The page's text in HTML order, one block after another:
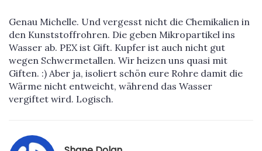
Genau Michelle. Und vergesst nicht die Chemikalien in
den Kunststoffrohren. Die geben Mikropartikel ins
Wasser ab. PEX ist Gift. Kupfer ist auch nicht gut
wegen Schwermetallen. Wir heizen uns quasi mit
Giften. :) Aber ja, isoliert schön eure Rohre damit die
Wärme nicht entweicht, während das Wasser
vergiftet wird. Logisch.